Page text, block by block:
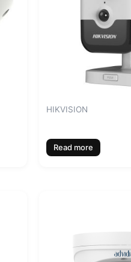
HIKVISION
Read more